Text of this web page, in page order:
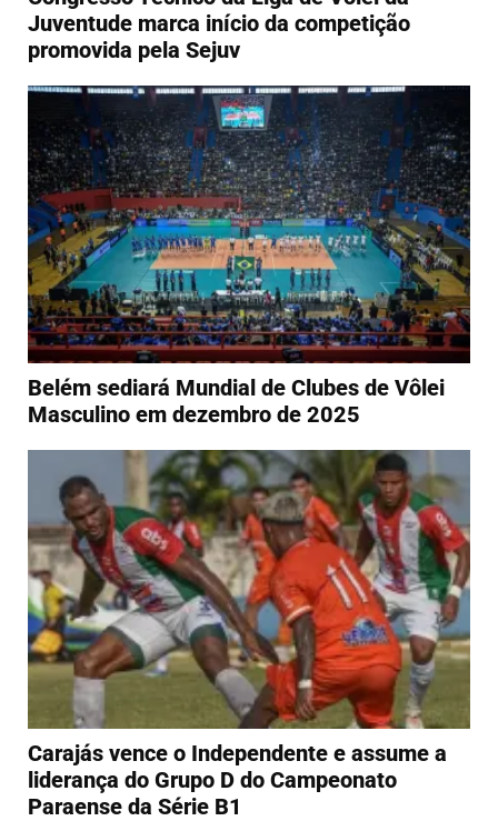
Juventude marca início da competição
promovida pela Sejuv
Belém sediará Mundial de Clubes de Vôlei
Masculino em dezembro de 2025
Carajás vence o Independente e assume a
liderança do Grupo D do Campeonato
Paraense da Série B1